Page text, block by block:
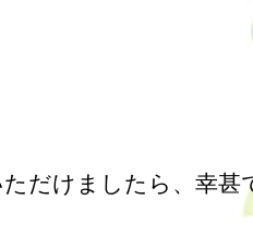
だけましたら、幸甚